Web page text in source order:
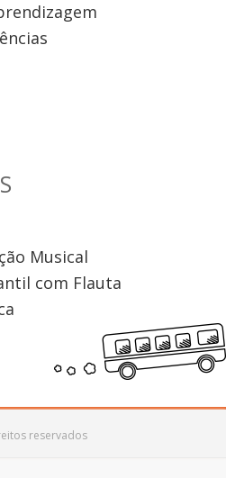
Musical
com Flauta
reservados